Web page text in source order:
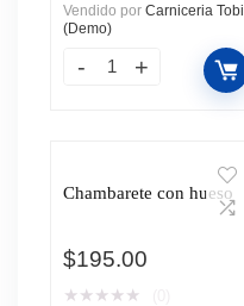
Vendido por Carniceria Tobi
(Demo)
Chambarete con hueso
$195.00
★ ★ ★ ★ ★